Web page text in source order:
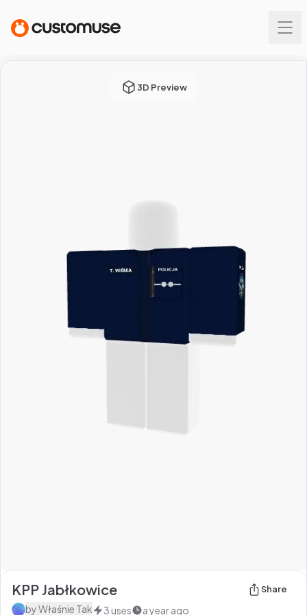
3D Preview
KPP Jabłkowice Share
byWłaśnie Tak 3 uses a year ago